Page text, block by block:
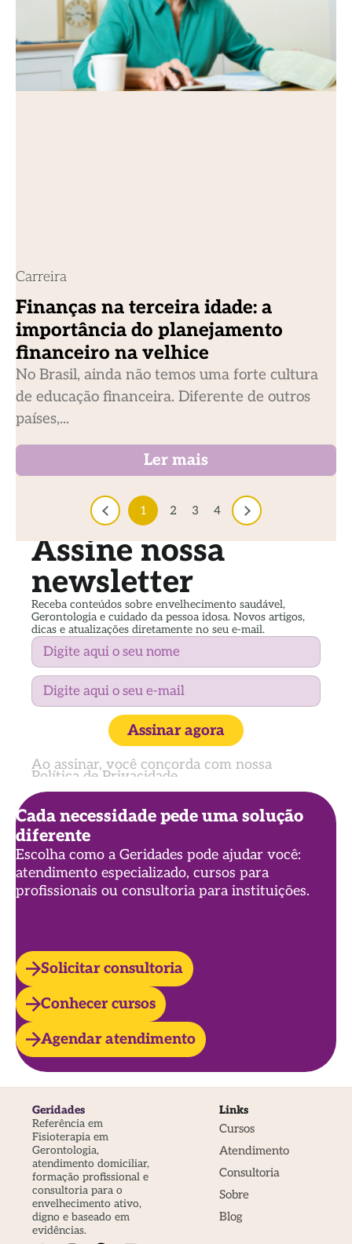
Carreira
Finanças na terceira idade: a
importância do planejamento
financeiro na velhice
No Brasil, ainda não temos uma forte cultura
de educação financeira. Diferente de outros
países,...
Ler mais
1 2 3 4
Assine nossa
newsletter
Receba conteúdos sobre envelhecimento saudável,
Gerontologia e cuidado da pessoa idosa. Novos artigos,
dicas e atualizações diretamente no seu e-mail.
Assinar agora
Ao assinar, você concorda com nossa
Política de Privacidade
Cada necessidade pede uma solução
diferente
Escolha como a Geridades pode ajudar você:
atendimento especializado, cursos para
profissionais ou consultoria para instituições.
Solicitar consultoria
Conhecer cursos
Agendar atendimento
Geridades
Referência em
Fisioterapia em
Gerontologia,
atendimento domiciliar,
formação profissional e
consultoria para o
envelhecimento ativo,
digno e baseado em
evidências.
Links
Cursos
Atendimento
Consultoria
Sobre
Blog